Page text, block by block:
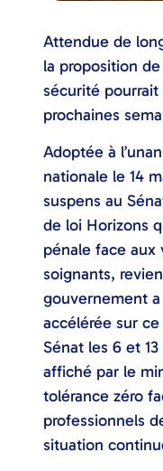
Attendue de
la proposition
sécurité
prochaines
Adoptée à
nationale le 14
suspens au
de loi Horizons
pénale face aux
soignants,
gouvernement
accélérée sur
Sénat les 6 et
affiché par le
tolérance zéro
professionnels
situation